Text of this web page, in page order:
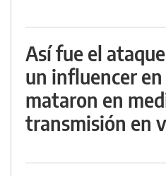
Así fue el
un influencer
mataron en
transmisión en